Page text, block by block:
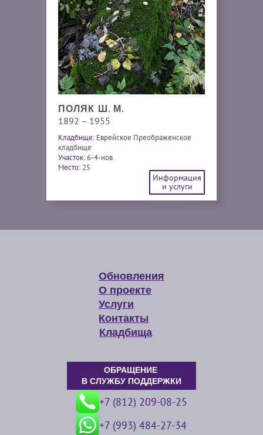
ПОЛЯК Ш. М.
1892 – 1955
Кладбище: Еврейское Преображенское
кладбище
Участок:6-4-нов.
Место: 25
Информация
и услуги
Обновления
О проекте
Услуги
Контакты
Кладбища
ОБРАЩЕНИЕ
В СЛУЖБУ ПОДДЕРЖКИ
+7 (812) 209-08-25
+7 (993) 484-27-34